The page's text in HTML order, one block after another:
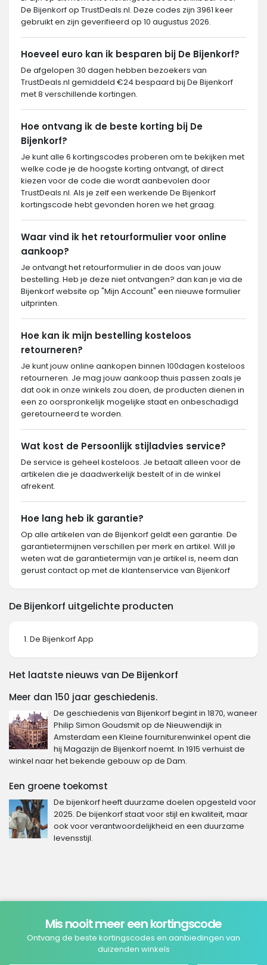
De Bijenkorf op TrustDeals.nl. Deze codes zijn 3961 keer
gebruikt en zijn geverifieerd op 10 augustus 2026.
Hoeveel euro kan ik besparen bij De Bijenkorf?
De afgelopen 30 dagen hebben bezoekers van
TrustDeals.nl gemiddeld €24 bespaard bij De Bijenkorf
met 8 verschillende kortingen.
Hoe ontvang ik de beste korting bij De
Bijenkorf?
Je kunt alle 6 kortingscodes proberen om te bekijken met
welke code je de hoogste korting ontvangt, of direct
kiezen voor de code die wordt aanbevolen door
TrustDeals.nl. Als je zelf een werkende De Bijenkorf
kortingscode hebt gevonden horen we het graag.
Waar vind ik het retourformulier voor online
aankoop?
Je ontvangt het retourformulier in de doos van jouw
bestelling. Heb je deze niet ontvangen? dan kan je via de
Bijenkorf website op "Mijn Account" een nieuwe formulier
uitprinten.
Hoe kan ik mijn bestelling kosteloos
retourneren?
Je kunt jouw online aankopen binnen 100dagen kosteloos
retourneren. Je mag jouw aankoop thuis passen zoals je
dat ook in onze winkels zou doen, de producten dienen in
een zo oorspronkelijk mogelijke staat en onbeschadigd
geretourneerd te worden.
Wat kost de Persoonlijk stijladvies service?
De service is geheel kosteloos. Je betaalt alleen voor de
artikelen die je daadwerkelijk bestelt of in de winkel
afrekent.
Hoe lang heb ik garantie?
Op alle artikelen van de Bijenkorf geldt een garantie. De
garantietermijnen verschillen per merk en artikel. Will je
weten wat de garantietermijn van je artikel is, neem dan
gerust contact op met de klantenservice van Bijenkorf
De Bijenkorf uitgelichte producten
De Bijenkorf App
Het laatste nieuws van De Bijenkorf
Meer dan 150 jaar geschiedenis.
De geschiedenis van Bijenkorf begint in 1870, waneer
Philip Simon Goudsmit op de Nieuwendijk in
Amsterdam een Kleine fourniturenwinkel opent die
hij Magazijn de Bijenkorf noemt. In 1915 verhuist de
winkel naar het bekende gebouw op de Dam.
Een groene toekomst
De bijenkorf heeft duurzame doelen opgesteld voor
2025. De bijenkorf staat voor stijl en kwaliteit, maar
ook voor verantwoordelijkheid en een duurzame
levensstijl.
Mis nooit meer een kortingscode
Ontvang de beste kortingscodes en aanbiedingen van
duizenden winkels